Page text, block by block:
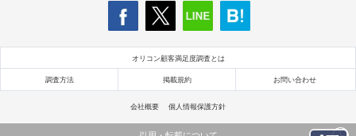
オリコン顧客満足度調査とは
調査方法 掲載規約 お問い合わせ
会社概要 個人情報保護方針